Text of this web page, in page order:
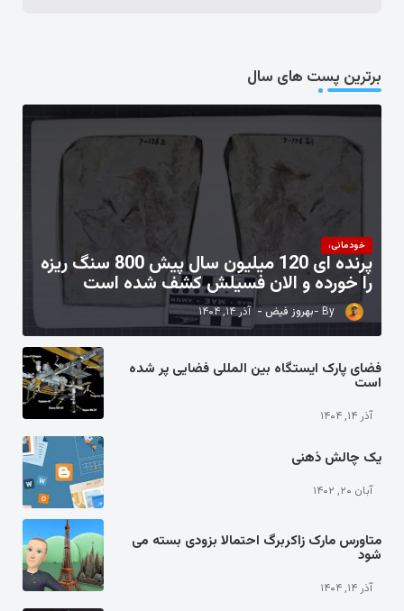
برترین پست های سال
خودمانی،
پرنده ای 120 میلیون سال پیش 800 سنگ ریزه
را خورده و الان فسیلش کشف شده است
بهروز فیض آذر ۱۴, ۱۴۰۴
فضای پارک ایستگاه بین المللی فضایی پر شده
است
آذر ۱۴, ۱۴۰۴
یک چالش ذهنی
آبان ۲۰, ۱۴۰۲
متاورس مارک زاکربرگ احتمالا بزودی بسته می
شود
آذر ۱۴, ۱۴۰۴